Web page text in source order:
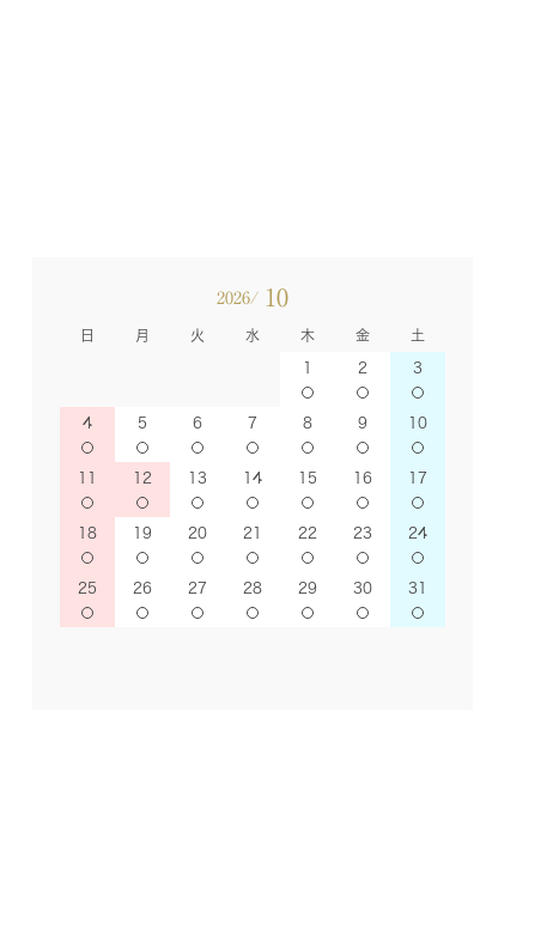
2026/ 10
日 月 火 水 木 金 土
1 2 3
4 5 6 7 8 9 10
11 12 13 14 15 16 17
18 19 20 21 22 23 24
25 26 27 28 29 30 31